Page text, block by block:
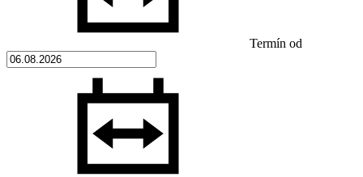
Termín od